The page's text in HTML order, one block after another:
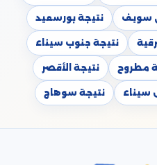
سويف نتيجة بورسعيد
نتيجة جنوب سيناء
مطروح نتيجة الأقصر
سيناء نتيجة سوهاج